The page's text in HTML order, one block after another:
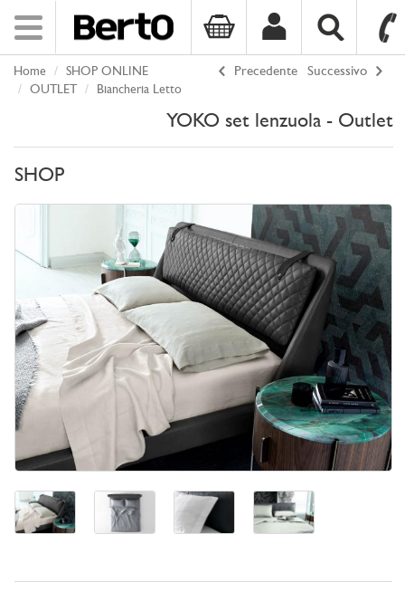
SKIP TO CONTENT
Toggle
navigation
Precedente Successivo
Home
SHOP ONLINE
OUTLET
Biancheria Letto
YOKO set lenzuola - Outlet
SHOP